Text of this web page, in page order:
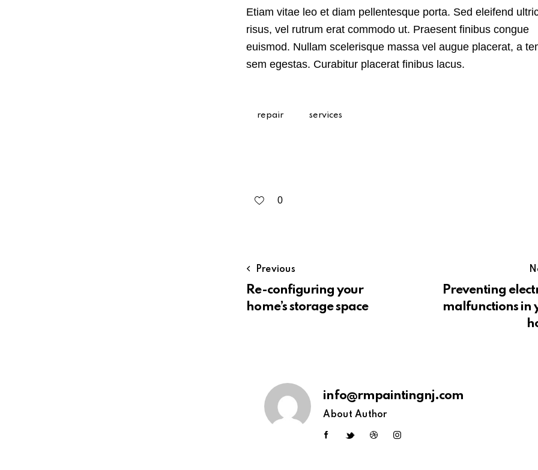
Etiam vitae leo et diam pellentesque porta. Sed eleifend
risus, vel rutrum erat commodo ut. Praesent finibus congue
euismod. Nullam scelerisque massa vel augue placerat, a
sem egestas. Curabitur placerat finibus lacus.
repair services
0
Previous
Re-configuring your
home’s storage space
Preventing
malfunctions in
info@rmpaintingnj.com
About Author